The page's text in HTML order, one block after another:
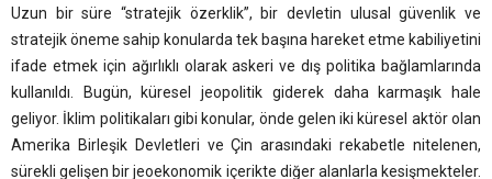
Uzun bir süre “stratejik özerklik”, bir devletin ulusal güvenlik ve
stratejik öneme sahip konularda tek başına hareket etme kabiliyetini
ifade etmek için ağırlıklı olarak askeri ve dış politika bağlamlarında
kullanıldı. Bugün, küresel jeopolitik giderek daha karmaşık hale
geliyor. İklim politikaları gibi konular, önde gelen iki küresel aktör olan
Amerika Birleşik Devletleri ve Çin arasındaki rekabetle nitelenen,
sürekli gelişen bir jeoekonomik içerikte diğer alanlarla kesişmekteler.